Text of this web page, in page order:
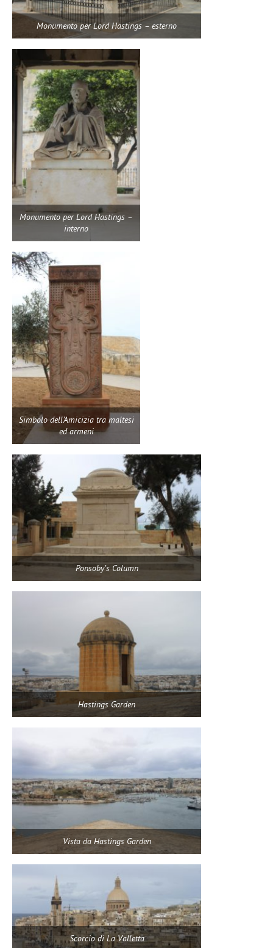
Monumento per Lord Hastings – esterno
Monumento per Lord Hastings –
interno
Simbolo dell’Amicizia tra maltesi
ed armeni
Ponsoby’s Column
Hastings Garden
Vista da Hastings Garden
Scorcio di La Valletta